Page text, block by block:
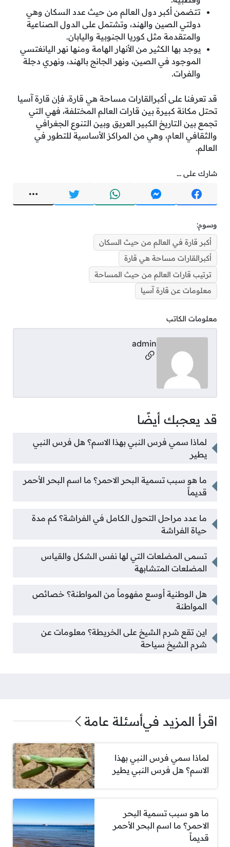
تتضمن أكبر دول العالم من حيث عدد السكان وهي
دولتي الصين والهند، وتشتمل على الدول الصناعية
والمتقدمة مثل كوريا الجنوبية واليابان.
يوجد بها الكثير من الأنهار الهامة ومنها نهر اليانغتسي
الموجود في الصين، ونهر الجانج بالهند، ونهري دجلة
والفرات.
قد تعرفنا على أكبرالقارات مساحة هي قارة، فإن قارة آسيا
تحتل مكانة كبيرة بين قارات العالم المختلفة، فهي التي
تجمع بين التاريخ الكبير العريق وبين التنوع الجغرافي
والثقافي العام، وهي من المراكز الأساسية للتطور في
العالم.
شارك على ...
وسوم:
أكبر قارة في العالم من حيث السكان
أكبرالقارات مساحة هي قارة
ترتيب قارات العالم من حيث المساحة
معلومات عن قارة آسيا
معلومات الكاتب
admin
مواقع التواصل
قد يعجبك أيضًا
لماذا سمي فرس النبي بهذا الاسم؟ هل فرس النبي
يطير
ما هو سبب تسمية البحر الاحمر؟ ما اسم البحر الأحمر
قديماً
ما عدد مراحل التحول الكامل في الفراشة؟ كم مدة
حياة الفراشة
تسمى المضلعات التي لها نفس الشكل والقياس
المضلعات المتشابهة
هل الوطنية أوسع مفهوماً من المواطنة؟ خصائص
المواطنة
اين تقع شرم الشيخ على الخريطة؟ معلومات عن
شرم الشيخ سياحة
اقرأ المزيد فيأسئلة عامة
لماذا سمي فرس النبي بهذا
الاسم؟ هل فرس النبي يطير
ما هو سبب تسمية البحر
الاحمر؟ ما اسم البحر الأحمر
قديماً